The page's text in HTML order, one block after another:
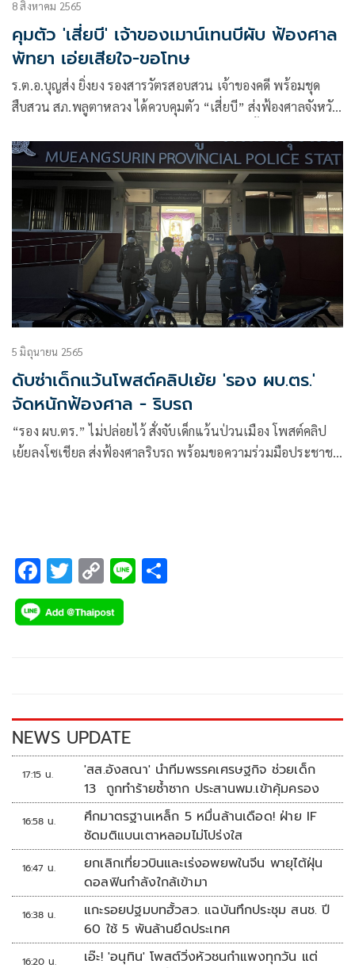
8 สิงหาคม 2565
คุมตัว 'เสี่ยบี' เจ้าของเมาน์เทนบีผับ ฟ้องศาล
พัทยา เอ่ยเสียใจ-ขอโทษ
ร.ต.อ.บุญส่ง ยิ่งยง รองสารวัตรสอบสวน เจ้าของคดี พร้อมชุด
สืบสวน สภ.พลูตาหลวง ได้ควบคุมตัว “เสี่ยบี” ส่งฟ้องศาลจังหวัด
และขอโทษ
5 มิถุนายน 2565
ดับซ่าเด็กแว้นโพสต์คลิปเย้ย 'รอง ผบ.ตร.'
จัดหนักฟ้องศาล - ริบรถ
“รอง ผบ.ตร.” ไม่ปล่อยไว้ สั่งจับเด็กแว้นป่วนเมือง โพสต์คลิป
เย้ยลงโซเชียล ส่งฟ้องศาลริบรถ พร้อมขอความร่วมมือประชาชน
F
ac
e
k
T
wi
tt
C
o
p
k
Li
NEWS UPDATE
17:15 น.
'สส.อังสณา' นำทีมพรรคเศรษฐกิจ ช่วยเด็ก
13 ถูกทำร้ายซ้ำซาก ประสานพม.เข้าคุ้มครอง
16:58 น.
ศึกมาตรฐานเหล็ก 5 หมื่นล้านเดือด! ฝ่าย IF
ซัดมติแบนเตาหลอมไม่โปร่งใส
16:47 น.
ยกเลิกเที่ยวบินและเร่งอพยพในจีน พายุไต้ฝุ่น
ดอลฟินกำลังใกล้เข้ามา
16:38 น.
แกะรอยปฐมบทฮั้วสว. แฉบันทึกประชุม สนช. ปี
60 ใช้ 5 พันล้านยึดประเทศ
16:20 น.
เอ๊ะ! 'อนุทิน' โพสต์วิ่งหัวชนกำแพงทุกวัน แต่